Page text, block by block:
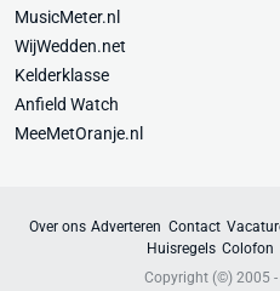
MusicMeter.nl
WijWedden.net
Kelderklasse
Anfield Watch
MeeMetOranje.nl
Over ons Adverteren Contact
Huisregels Colofon
Copyright (©) 2005 -